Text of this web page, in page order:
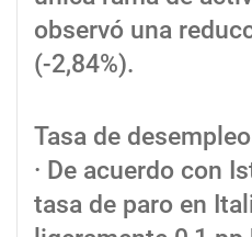
observó una
(-2,84%).
Tasa de
· De acuerdo con
tasa de paro en